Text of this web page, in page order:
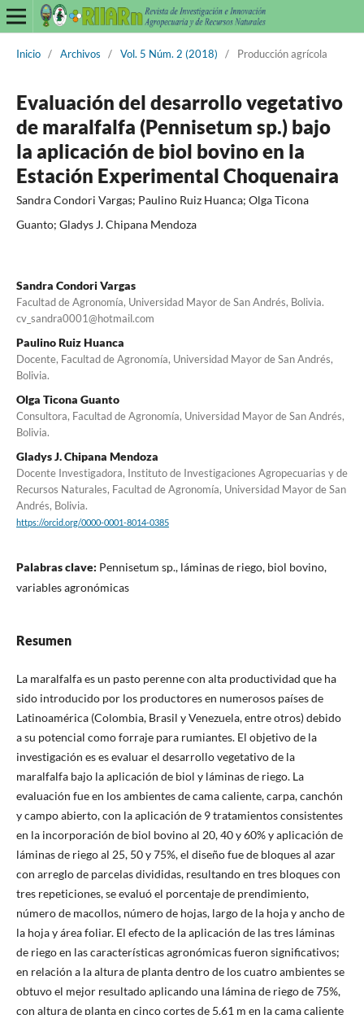
Inicio / Archivos / Vol. 5 Núm. 2 (2018) / Producción agrícola
Evaluación del desarrollo vegetativo
de maralfalfa (Pennisetum sp.) bajo
la aplicación de biol bovino en la
Estación Experimental Choquenaira
Sandra Condori Vargas; Paulino Ruiz Huanca; Olga Ticona
Guanto; Gladys J. Chipana Mendoza
Sandra Condori Vargas
Facultad de Agronomía, Universidad Mayor de San Andrés, Bolivia.
cv_sandra0001@hotmail.com
Paulino Ruiz Huanca
Docente, Facultad de Agronomía, Universidad Mayor de San Andrés,
Bolivia.
Olga Ticona Guanto
Consultora, Facultad de Agronomía, Universidad Mayor de San Andrés,
Bolivia.
Gladys J. Chipana Mendoza
Docente Investigadora, Instituto de Investigaciones Agropecuarias y de
Recursos Naturales, Facultad de Agronomía, Universidad Mayor de San
Andrés, Bolivia.
https://orcid.org/0000-0001-8014-0385
Palabras clave: Pennisetum sp., láminas de riego, biol bovino,
variables agronómicas
Resumen
La maralfalfa es un pasto perenne con alta productividad que ha
sido introducido por los productores en numerosos países de
Latinoamérica (Colombia, Brasil y Venezuela, entre otros) debido
a su potencial como forraje para rumiantes. El objetivo de la
investigación es es evaluar el desarrollo vegetativo de la
maralfalfa bajo la aplicación de biol y láminas de riego. La
evaluación fue en los ambientes de cama caliente, carpa, canchón
y campo abierto, con la aplicación de 9 tratamientos consistentes
en la incorporación de biol bovino al 20, 40 y 60% y aplicación de
láminas de riego al 25, 50 y 75%, el diseño fue de bloques al azar
con arreglo de parcelas divididas, resultando en tres bloques con
tres repeticiones, se evaluó el porcentaje de prendimiento,
número de macollos, número de hojas, largo de la hoja y ancho de
la hoja y área foliar. El efecto de la aplicación de las tres láminas
de riego en las características agronómicas fueron significativos;
en relación a la altura de planta dentro de los cuatro ambientes se
obtuvo el mejor resultado aplicando una lámina de riego de 75%,
con altura de planta en cinco cortes de 5.61 m en la cama caliente